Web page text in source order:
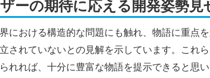
ーの期待に応える開発姿勢見
における構造的な問題にも触れ、物語に重点
されていないとの見解を示しています。これ
れれば、十分に豊富な物語を提示できると思